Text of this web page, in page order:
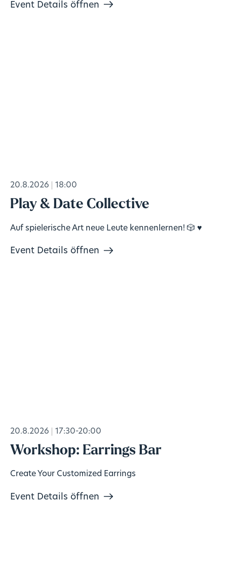
Event Details öffnen
20.8.2026 18:00
Play & Date Collective
Auf spielerische Art neue Leute kennenlernen! 🎲 ♥️
Event Details öffnen
20.8.2026 17:30-20:00
Workshop: Earrings Bar
Create Your Customized Earrings
Event Details öffnen